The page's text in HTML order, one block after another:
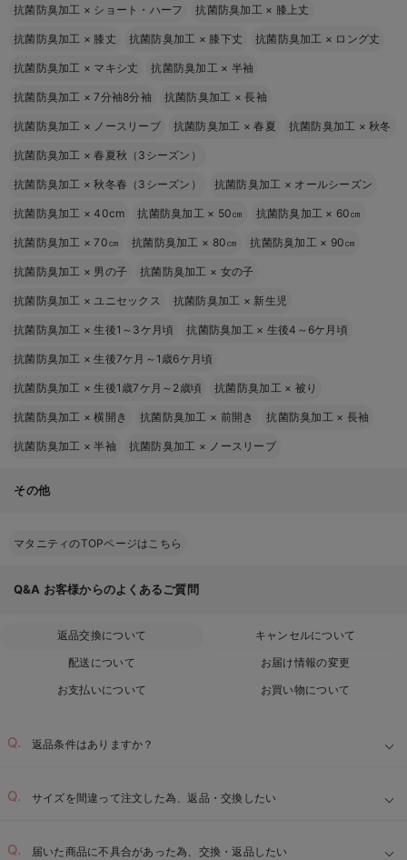
抗菌防臭加工 × ショート・ハーフ 抗菌防臭加工 × 膝上丈
抗菌防臭加工 × 膝丈 抗菌防臭加工 × 膝下丈 抗菌防臭加工 × ロング丈
抗菌防臭加工 × マキシ丈 抗菌防臭加工 × 半袖
抗菌防臭加工 ×7分袖8分袖 抗菌防臭加工 ×長袖
抗菌防臭加工 × ノースリーブ 抗菌防臭加工 ×春夏 抗菌防臭加工 ×秋冬
抗菌防臭加工 ×春夏秋（3シーズン）
抗菌防臭加工 ×秋冬春（3シーズン） 抗菌防臭加工 × オールシーズン
抗菌防臭加工 ×40cm 抗菌防臭加工 × 50㎝ 抗菌防臭加工 × 60㎝
抗菌防臭加工 ×70㎝ 抗菌防臭加工 × 80㎝ 抗菌防臭加工 × 90㎝
抗菌防臭加工 × 男の子 抗菌防臭加工 × 女の子
抗菌防臭加工 ×ユニセックス 抗菌防臭加工 × 新生児
抗菌防臭加工 ×生後1～3ケ月頃 抗菌防臭加工 × 生後4～6ケ月頃
抗菌防臭加工 ×生後7ケ月～1歳6ケ月頃
抗菌防臭加工 ×生後1歳7ケ月～2歳頃 抗菌防臭加工 × 被り
抗菌防臭加工 ×横開き 抗菌防臭加工 × 前開き 抗菌防臭加工 × 長袖
抗菌防臭加工 ×半袖 抗菌防臭加工 × ノースリーブ
その他
マタニティのTOPページはこちら
Q&A お客様からのよくあるご質問
返品交換について
キャンセルについて
配送について
お届け情報の変更
お支払いについて
お買い物について
返品条件はありますか？
サイズを間違って注文した為、返品・交換したい
届いた商品に不具合があった為、交換・返品したい